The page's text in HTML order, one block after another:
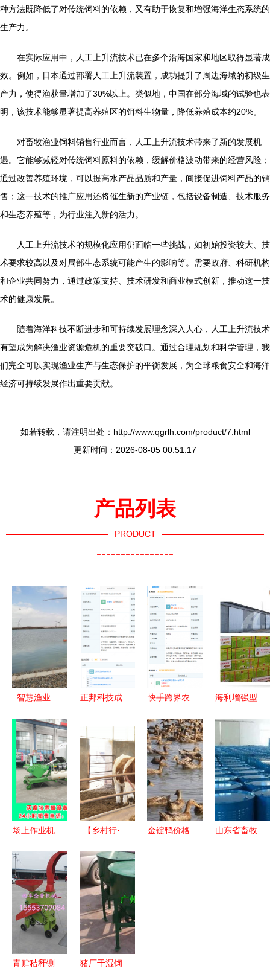
种方法既降低了对传统饲料的依赖，又有助于恢复和增强海洋生态系统的
生产力。
在实际应用中，人工上升流技术已在多个沿海国家和地区取得显著成
效。例如，日本通过部署人工上升流装置，成功提升了周边海域的初级生
产力，使得渔获量增加了30%以上。类似地，中国在部分海域的试验也表
明，该技术能够显著提高养殖区的饵料生物量，降低养殖成本约20%。
对畜牧渔业饲料销售行业而言，人工上升流技术带来了新的发展机
遇。它能够减轻对传统饲料原料的依赖，缓解价格波动带来的经营风险；
通过改善养殖环境，可以提高水产品品质和产量，间接促进饲料产品的销
售；这一技术的推广应用还将催生新的产业链，包括设备制造、技术服务
和生态养殖等，为行业注入新的活力。
人工上升流技术的规模化应用仍面临一些挑战，如初始投资较大、技
术要求较高以及对局部生态系统可能产生的影响等。需要政府、科研机构
和企业共同努力，通过政策支持、技术研发和商业模式创新，推动这一技
术的健康发展。
随着海洋科技不断进步和可持续发展理念深入人心，人工上升流技术
有望成为解决渔业资源危机的重要突破口。通过合理规划和科学管理，我
们完全可以实现渔业生产与生态保护的平衡发展，为全球粮食安全和海洋
经济可持续发展作出重要贡献。
如若转载，请注明出处：http://www.qgrlh.com/product/7.html
更新时间：2026-08-05 00:51:17
产品列表
PRODUCT
----------------
智慧渔业
护蓝色生
态，协同饲
料销售驱动
产业升级
正邦科技成
业链布局，
拓展饲料销
售业务
快手跨界农
立品农科技
公司，布局
农药零售与
饲料销售新
赛道
海利增强型
砖 矿物质
微量元素补
充与饲料舔
块图片大全
场上作业机
自动打捆包
膜一体机助
力畜牧渔业
高效发展
【乡村行·
台 “畜”势勃
发牧歌欢
——畜牧渔
业饲料销售
助力产业兴
旺
金锭鸭价格
山东省畜牧
青贮秸秆铡
猪厂干湿饲